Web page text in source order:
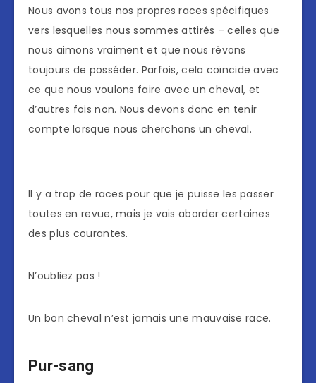
Nous avons tous nos propres races spécifiques
vers lesquelles nous sommes attirés – celles que
nous aimons vraiment et que nous rêvons
toujours de posséder. Parfois, cela coïncide avec
ce que nous voulons faire avec un cheval, et
d’autres fois non. Nous devons donc en tenir
compte lorsque nous cherchons un cheval.
Il y a trop de races pour que je puisse les passer
toutes en revue, mais je vais aborder certaines
des plus courantes.
N’oubliez pas !
Un bon cheval n’est jamais une mauvaise race.
Pur-sang